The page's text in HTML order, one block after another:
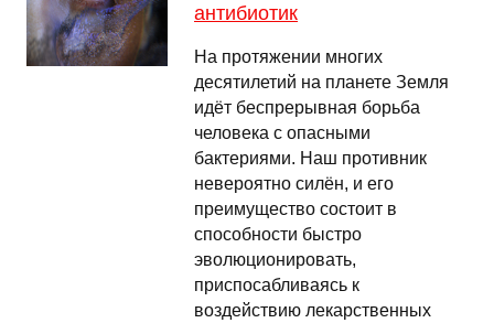
антибиотик
На протяжении многих
десятилетий на планете Земля
идёт беспрерывная борьба
человека с опасными
бактериями. Наш противник
невероятно силён, и его
преимущество состоит в
способности быстро
эволюционировать,
приспосабливаясь к
воздействию лекарственных